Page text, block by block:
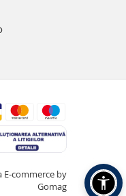
E-commerce by
Gomag